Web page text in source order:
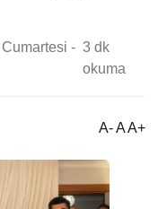
- 3 dk
okuma
A- A A+